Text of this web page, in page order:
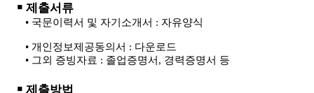
￭ 제출서류
• 국문이력서 및 자기소개서 : 자유양식
• 개인정보제공동의서 : 다운로드
• 그외 증빙자료 : 졸업증명서, 경력증명서 등
￭ 제출방법